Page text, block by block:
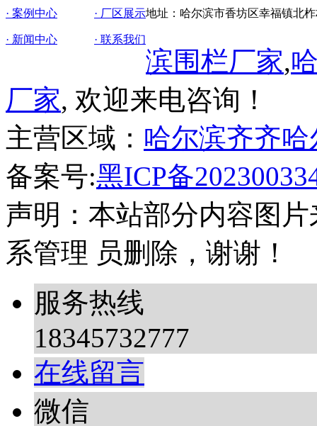
· 案例中心 · 厂区展示
· 新闻中心 · 联系我们
地址：哈尔滨市香坊区幸福镇北
滨围栏厂家,
厂家, 欢迎来电咨询！
主营区域： 哈尔滨齐齐哈
备案号:黑ICP备
声明：本站部分内容图
系管理 员删除，谢谢！
服务热线
18345732777
在线留言
微信